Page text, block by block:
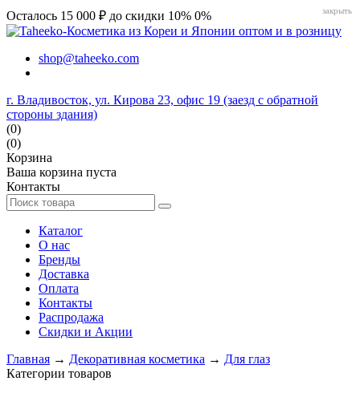
Осталось 15 000 ₽ до скидки 10% 0%
shop@taheeko.com
г. Владивосток, ул. Кирова 23, офис 19 (заезд с обратной
стороны здания)
(0)
(0)
Корзина
Ваша корзина пуста
Контакты
Каталог
О нас
Бренды
Доставка
Оплата
Контакты
Распродажа
Скидки и Акции
Главная → Декоративная косметика → Для глаз
Категории товаров
закрыть